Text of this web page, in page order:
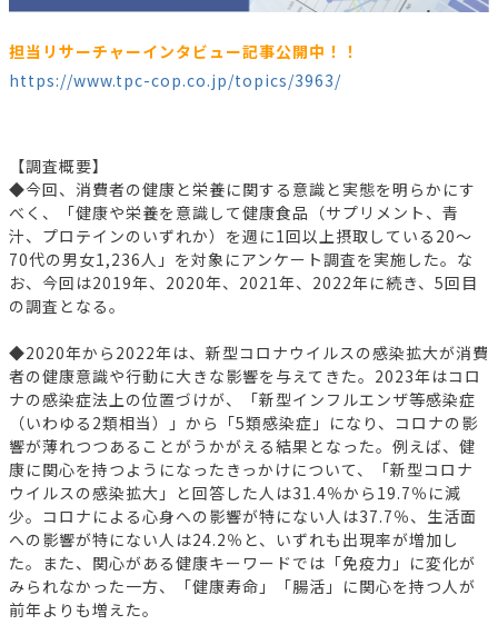
担当リサーチャーインタビュー記事公開中！！
https://www.tpc-cop.co.jp/topics/3963/
【調査概要】
◆今回、消費者の健康と栄養に関する意識と実態を明らかにす
べく、「健康や栄養を意識して健康食品（サプリメント、青
汁、プロテインのいずれか）を週に1回以上摂取している20～
70代の男女1,236人」を対象にアンケート調査を実施した。な
お、今回は2019年、2020年、2021年、2022年に続き、5回目
の調査となる。
◆2020年から2022年は、新型コロナウイルスの感染拡大が消費
者の健康意識や行動に大きな影響を与えてきた。2023年はコロ
ナの感染症法上の位置づけが、「新型インフルエンザ等感染症
（いわゆる2類相当）」から「5類感染症」になり、コロナの影
響が薄れつつあることがうかがえる結果となった。例えば、健
康に関心を持つようになったきっかけについて、「新型コロナ
ウイルスの感染拡大」と回答した人は31.4％から19.7％に減
少。コロナによる心身への影響が特にない人は37.7％、生活面
への影響が特にない人は24.2％と、いずれも出現率が増加し
た。また、関心がある健康キーワードでは「免疫力」に変化が
みられなかった一方、「健康寿命」「腸活」に関心を持つ人が
前年よりも増えた。